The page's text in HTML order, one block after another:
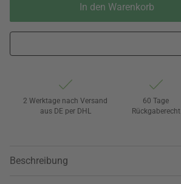
In den Warenkorb
2 Werktage nach Versand
aus DE per DHL
60 Tage
Rückgaberecht
Beschreibung